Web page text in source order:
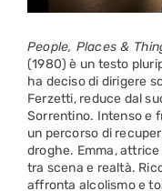
People, Places &
(1980) è un testo
ha deciso di dirigere
Ferzetti, reduce dal
Sorrentino. Intenso e
un percorso di
droghe. Emma,
tra scena e realtà.
affronta alcolismo e